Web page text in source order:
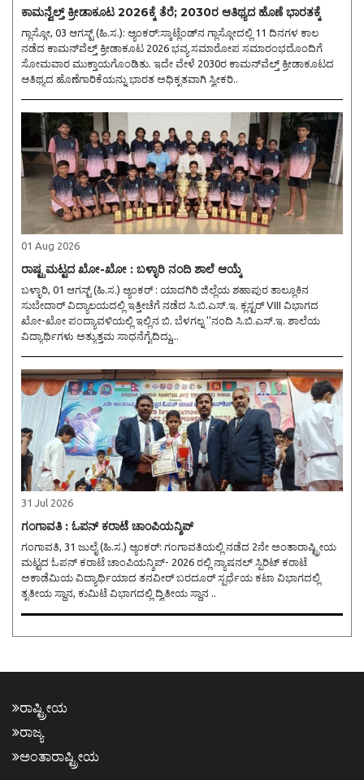
ಕಾಮನ್ವೆಲ್ತ್ ಕ್ರೀಡಾಕೂಟ 2026ಕ್ಕೆ ತೆರೆ; 2030ರ ಆತಿಥ್ಯದ ಹೊಣೆ ಭಾರತಕ್ಕೆ
ಗ್ಲಾಸ್ಗೋ, 03 ಆಗಸ್ಟ್ (ಹಿ.ಸ.): ಆ್ಯಂಕರ್:ಸ್ಕಾಟ್ಲೆಂಡ್‌ನ ಗ್ಲಾಸ್ಗೋದಲ್ಲಿ 11 ದಿನಗಳ ಕಾಲ
ನಡೆದ ಕಾಮನ್‌ವೆಲ್ತ್ ಕ್ರೀಡಾಕೂಟ 2026 ಭವ್ಯ ಸಮಾರೋಪ ಸಮಾರಂಭದೊಂದಿಗೆ
ಸೋಮವಾರ ಮುಕ್ತಾಯಗೊಂಡಿತು. ಇದೇ ವೇಳೆ 2030ರ ಕಾಮನ್‌ವೆಲ್ತ್ ಕ್ರೀಡಾಕೂಟದ
ಆತಿಥ್ಯದ ಹೊಣೆಗಾರಿಕೆಯನ್ನು ಭಾರತ ಅಧಿಕೃತವಾಗಿ ಸ್ವೀಕರಿ..
01 Aug 2026
ರಾಷ್ಟ್ರಮಟ್ಟದ ಖೋ-ಖೋ : ಬಳ್ಳಾರಿ ನಂದಿ ಶಾಲೆ ಆಯ್ಕೆ
ಬಳ್ಳಾರಿ, 01 ಆಗಸ್ಟ್ (ಹಿ.ಸ.) ಆ್ಯಂಕರ್ : ಯಾದಗಿರಿ ಜಿಲ್ಲೆಯ ಶಹಾಪುರ ತಾಲ್ಲೂಕಿನ
ಸುಬೇದಾರ್ ವಿದ್ಯಾಲಯದಲ್ಲಿ ಇತ್ತೀಚೆಗೆ ನಡೆದ ಸಿ.ಬಿ.ಎಸ್.ಇ. ಕ್ಲಸ್ಟರ್ VIII ವಿಭಾಗದ
ಖೋ-ಖೋ ಪಂದ್ಯಾವಳಿಯಲ್ಲಿ ಇಲ್ಲಿನ ಬಿ. ಬೆಳಗಲ್ನ ''ನಂದಿ ಸಿ.ಬಿ.ಎಸ್.ಇ. ಶಾಲೆಯ
ವಿದ್ಯಾರ್ಥಿಗಳು ಅತ್ಯುತ್ತಮ ಸಾಧನೆಗೈದಿದ್ದು,..
31 Jul 2026
ಗಂಗಾವತಿ : ಓಪನ್ ಕರಾಟೆ ಚಾಂಪಿಯನ್ಶಿಪ್
ಗಂಗಾವತಿ, 31 ಜುಲೈ (ಹಿ.ಸ.) ಆ್ಯಂಕರ್: ಗಂಗಾವತಿಯಲ್ಲಿ ನಡೆದ 2ನೇ ಅಂತಾರಾಷ್ಟ್ರೀಯ
ಮಟ್ಟದ ಓಪನ್ ಕರಾಟೆ ಚಾಂಪಿಯನ್ಶಿಪ್- 2026 ರಲ್ಲಿ ನ್ಯಾಷನಲ್ ಸ್ಪಿರಿಟ್ ಕರಾಟೆ
ಅಕಾಡೆಮಿಯ ವಿದ್ಯಾರ್ಥಿಯಾದ ತನವೀರ್ ಬರದೂರ್ ಸ್ಪರ್ಧೆಯ ಕಟಾ ವಿಭಾಗದಲ್ಲಿ
ತೃತೀಯ ಸ್ಥಾನ, ಕುಮಿಟೆ ವಿಭಾಗದಲ್ಲಿ ದ್ವಿತೀಯ ಸ್ಥಾನ ..
ರಾಷ್ಟ್ರೀಯ
ರಾಜ್ಯ
ಅಂತಾರಾಷ್ಟ್ರೀಯ